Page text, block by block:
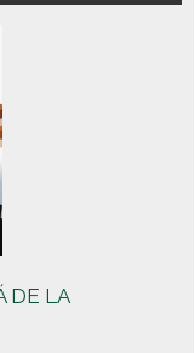
DE LA